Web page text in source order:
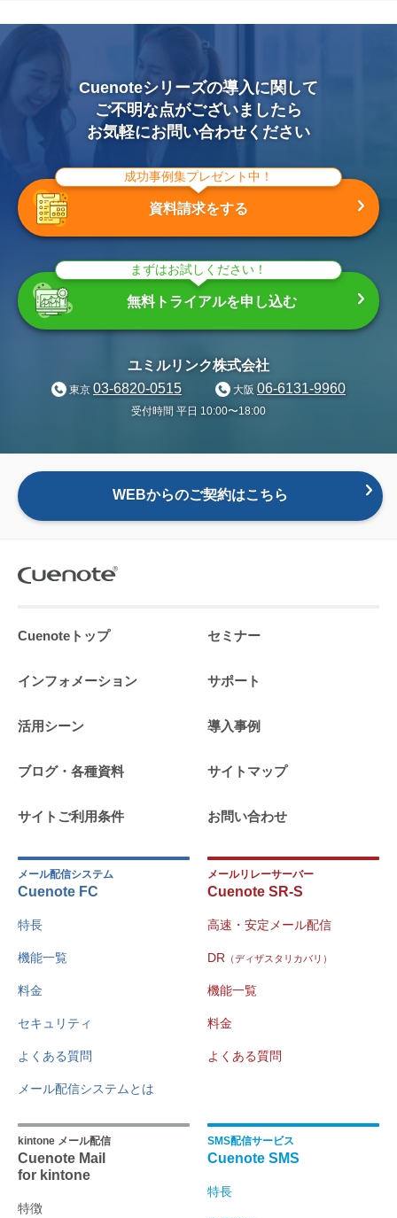
Cuenoteシリーズの導入に関して
ご不明な点がございましたら
お気軽にお問い合わせください
成功事例集プレゼント中！
資料請求をする
まずはお試しください！
無料トライアルを申し込む
ユミルリンク株式会社
東京 03-6820-0515 大阪 06-6131-9960
受付時間 平日 10:00〜18:00
WEBからのご契約はこちら
Cuenoteトップ セミナー
インフォメーション サポート
活用シーン 導入事例
ブログ・各種資料 サイトマップ
サイトご利用条件 お問い合わせ
メール配信システム
Cuenote FC
特長
機能一覧
料金
セキュリティ
よくある質問
メール配信システムとは
メールリレーサーバー
Cuenote SR-S
高速・安定メール配信
DR （ディザスタリカバリ）
機能一覧
料金
よくある質問
kintone メール配信
Cuenote Mail
for kintone
特徴
SMS配信サービス
Cuenote SMS
特長